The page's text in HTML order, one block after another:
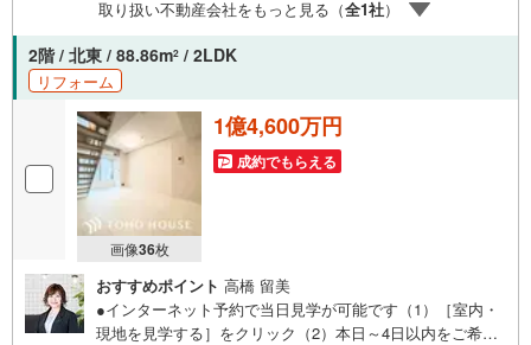
る】ボタンよりご予約いただくとご見学がスムーズにご案
内できます。お客様のお住まいへの「希望」を形にするべ
く全力でお手伝いさせていただきます。お会いできる日を
心待ちにしております。
取り扱い不動産会社をもっと見る（全1社）
2階 / 北東 / 88.86m2 / 2LDK
リフォーム
画像36枚
1億4,600万円
成約でもらえる
おすすめポイント 高橋 留美
●インターネット予約で当日見学が可能です（1）［室内・
現地を見学する］をクリック（2）本日～4日以内をご希望